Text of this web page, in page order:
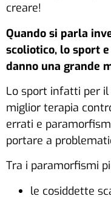
creare!
Quando si parla
scoliotico, lo sport
danno una grande
Lo sport infatti per
miglior terapia
errati e
portare a
Tra i paramorfismi
le cosiddette